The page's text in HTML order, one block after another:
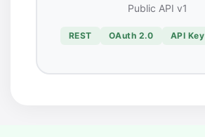
Public API v1
REST OAuth 2.0 API Key